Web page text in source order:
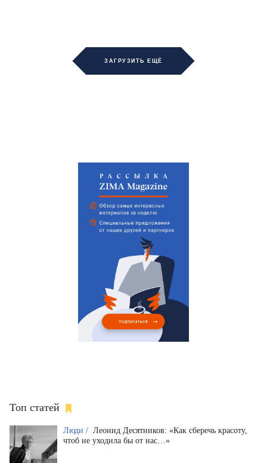
ЗАГРУЗИТЬ ЕЩЁ
Топ статей
Люди / Леонид Десятников: «Как сберечь красоту,
чтоб не уходила бы от нас…»